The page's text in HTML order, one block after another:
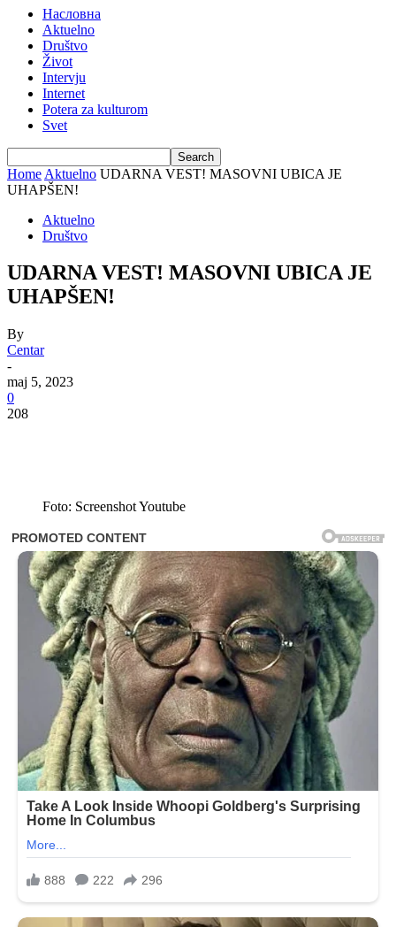
Насловна
Aktuelno
Društvo
Život
Intervju
Internet
Potera za kulturom
Svet
Home Aktuelno UDARNA VEST! MASOVNI UBICA JE
UHAPŠEN!
Aktuelno
Društvo
UDARNA VEST! MASOVNI UBICA JE
UHAPŠEN!
By
Centar
-
maj 5, 2023
0
208
Foto: Screenshot Youtube